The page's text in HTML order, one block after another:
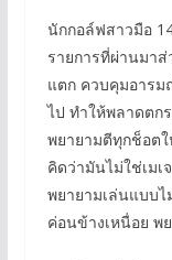
นักกอล์ฟสาวมือ
รายการที่ผ่านมา
แตก ควบคุมอารม
ไป ทำให้พลาดตก
พยายามตีทุกช็อต
คิดว่ามันไม่ใช่เมเ
พยายามเล่นแบบ
ค่อนข้างเหนื่อย พ